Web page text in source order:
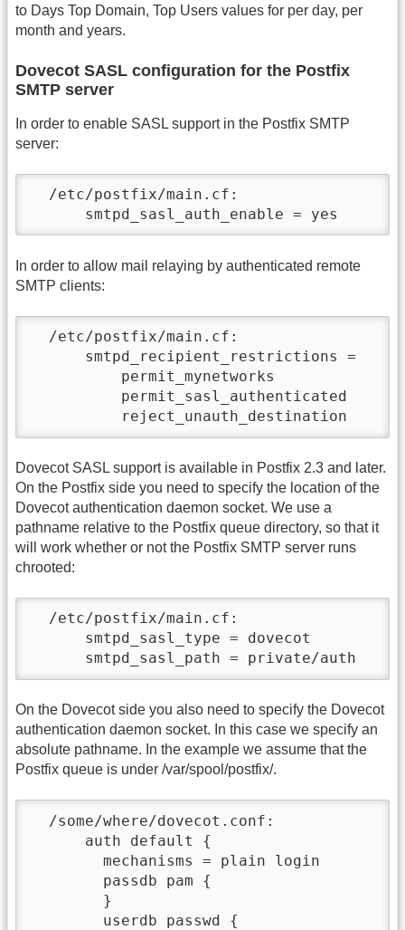
to Days Top Domain, Top Users values for per day, per
month and years.
Dovecot SASL configuration for the Postfix
SMTP server
In order to enable SASL support in the Postfix SMTP
server:
  /etc/postfix/main.cf:
      smtpd_sasl_auth_enable = yes
In order to allow mail relaying by authenticated remote
SMTP clients:
  /etc/postfix/main.cf:
      smtpd_recipient_restrictions =
          permit_mynetworks
          permit_sasl_authenticated
          reject_unauth_destination
Dovecot SASL support is available in Postfix 2.3 and later.
On the Postfix side you need to specify the location of the
Dovecot authentication daemon socket. We use a
pathname relative to the Postfix queue directory, so that it
will work whether or not the Postfix SMTP server runs
chrooted:
  /etc/postfix/main.cf:
      smtpd_sasl_type = dovecot
      smtpd_sasl_path = private/auth
On the Dovecot side you also need to specify the Dovecot
authentication daemon socket. In this case we specify an
absolute pathname. In the example we assume that the
Postfix queue is under /var/spool/postfix/.
  /some/where/dovecot.conf:
      auth default {
        mechanisms = plain login
        passdb pam {
        }
        userdb passwd {